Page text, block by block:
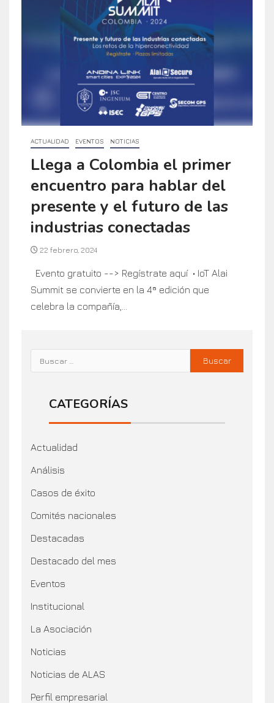
ACTUALIDAD EVENTOS NOTICIAS
Llega a Colombia el primer
encuentro para hablar del
presente y el futuro de las
industrias conectadas
22 febrero, 2024
Evento gratuito --> Regístrate aquí • IoT Alai
Summit se convierte en la 4ª edición que
celebra la compañía,...
CATEGORÍAS
Actualidad
Análisis
Casos de éxito
Comités nacionales
Destacadas
Destacado del mes
Eventos
Institucional
La Asociación
Noticias
Noticias de ALAS
Perfil empresarial